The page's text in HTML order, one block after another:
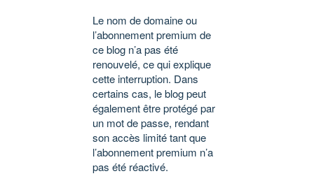
Le nom de domaine ou
l’abonnement premium de
ce blog n’a pas été
renouvelé, ce qui explique
cette interruption. Dans
certains cas, le blog peut
également être protégé par
un mot de passe, rendant
son accès limité tant que
l’abonnement premium n’a
pas été réactivé.